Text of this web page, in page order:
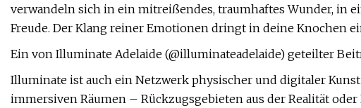
verwandeln sich in ein mitreißendes, traumhaftes Wunder, in
Freude. Der Klang reiner Emotionen dringt in deine Knochen
Ein von Illuminate Adelaide (@illuminateadelaide) geteilter
Illuminate ist auch ein Netzwerk physischer und digitaler
immersiven Räumen – Rückzugsgebieten aus der Realität